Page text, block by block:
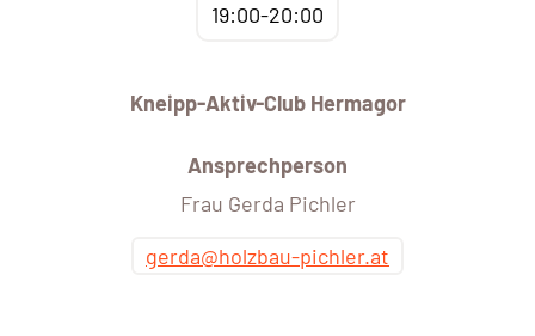
19:00-20:00
Kneipp-Aktiv-Club Hermagor
Ansprechperson
Frau Gerda Pichler
gerda@holzbau-pichler.at